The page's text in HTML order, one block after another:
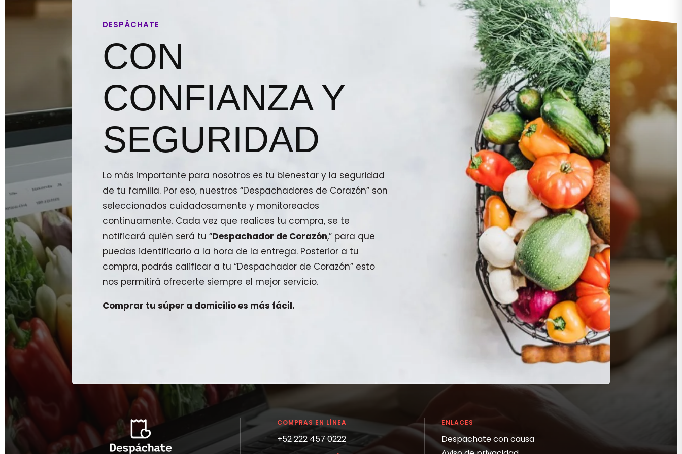
DESPÁCHATE
CON
CONFIANZA Y
SEGURIDAD
Lo más importante para nosotros es tu bienestar y la seguridad
de tu familia. Por eso, nuestros “Despachadores de Corazón” son
seleccionados cuidadosamente y monitoreados
continuamente. Cada vez que realices tu compra, se te
notificará quién será tu “Despachador de Corazón,” para que
puedas identificarlo a la hora de la entrega. Posterior a tu
compra, podrás calificar a tu “Despachador de Corazón” esto
nos permitirá ofrecerte siempre el mejor servicio.
Comprar tu súper a domicilio es más fácil.
COMPRAS EN LÍNEA
+52 222 457 0222
ENLACES
Despachate con causa